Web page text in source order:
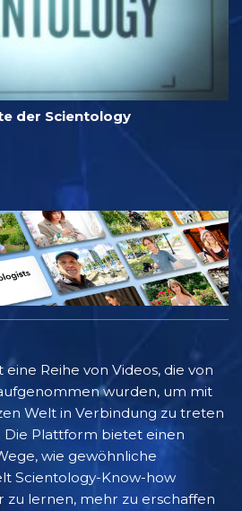
der Scientology
eine Reihe von Videos, die von
wurden, um mit
Welt in Verbindung zu treten
Die Plattform bietet einen
wie gewöhnliche
Scientology-Know-how
lernen, mehr zu erschaffen